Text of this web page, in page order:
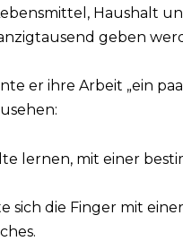
Haushalt
geben
er ihre Arbeit „ein
lernen, mit einer
sich die Finger mit